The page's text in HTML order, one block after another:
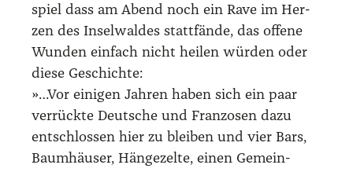
spiel dass am Abend noch ein Rave im Her­
zen des Insel­wal­des statt­fän­de, das offe­ne
Wun­den ein­fach nicht hei­len wür­den oder
die­se Geschich­te:
»…Vor eini­gen Jah­ren haben sich ein paar
ver­rück­te Deut­sche und Fran­zo­sen dazu
ent­schlos­sen hier zu blei­ben und vier Bars,
Baum­häu­ser, Hän­ge­zel­te, einen Gemein­